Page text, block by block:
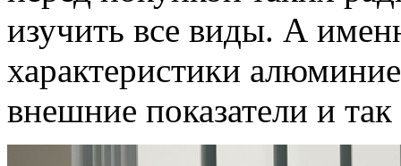
изучить все виды. А
характеристики
внешние показатели и так